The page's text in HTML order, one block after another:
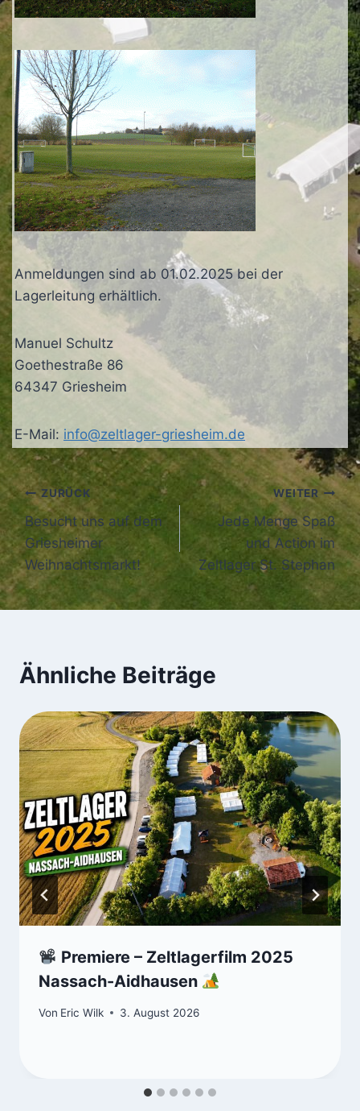
Anmeldungen sind ab 01.02.2025 bei der
Lagerleitung erhältlich.
Manuel Schultz
Goethestraße 86
64347 Griesheim
E-Mail: info@zeltlager-griesheim.de
Beitragsnavigation
ZURÜCK
Besucht uns auf dem
Griesheimer
Weihnachtsmarkt!
WEITER
Jede Menge Spaß
und Action im
Zeltlager St. Stephan
Ähnliche Beiträge
Premiere – Zeltlagerfilm 2025
Nassach-Aidhausen
Von Eric Wilk 3. August 2026